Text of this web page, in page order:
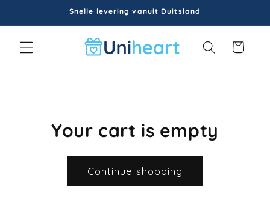
Snelle levering vanuit Duitsland
Cart
Your cart is empty
Continue shopping